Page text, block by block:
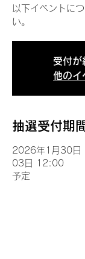
以下イベントに
い。
受付が
他のイ
抽選受付期
2026年1月30
03日 12:00
予定